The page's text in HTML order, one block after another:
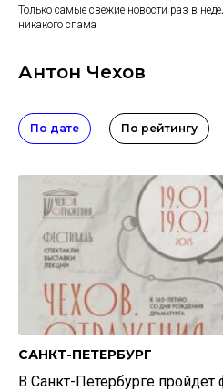
Только самые свежие новости раз в
никакого спама
Антон Чехов
По дате По рейтингу
САНКТ-ПЕТЕРБУРГ
В Санкт-Петербурге пройдет